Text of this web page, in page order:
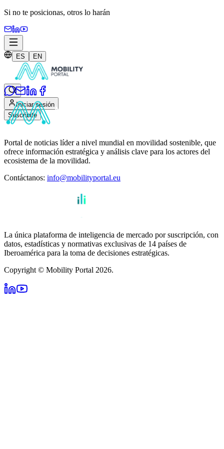
Si no te posicionas, otros lo harán
ES EN
Iniciar sesión
Suscribite
Portal de noticias líder a nivel mundial en movilidad sostenible, que
ofrece información estratégica y análisis clave para los actores del
ecosistema de la movilidad.
Contáctanos: info@mobilityportal.eu
La única plataforma de inteligencia de mercado por suscripción, con
datos, estadísticas y normativas exclusivas de 14 países de
Iberoamérica para la toma de decisiones estratégicas.
Copyright © Mobility Portal 2026.